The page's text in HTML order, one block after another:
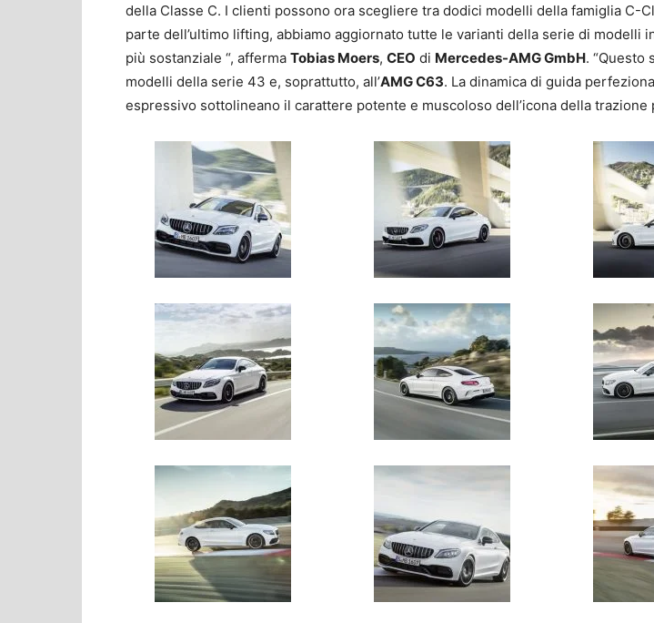
della Classe C. I clienti possono ora scegliere tra dodici modelli della famiglia C-
parte dell’ultimo lifting, abbiamo aggiornato tutte le varianti della serie di modelli
più sostanziale “, afferma Tobias Moers, CEO di Mercedes-AMG GmbH. “Questo
modelli della serie 43 e, soprattutto, all’AMG C63. La dinamica di guida
espressivo sottolineano il carattere potente e muscoloso dell’icona della trazione